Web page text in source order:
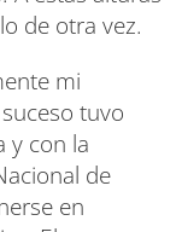
de otra vez.
mi
tuvo
y con la
de
en